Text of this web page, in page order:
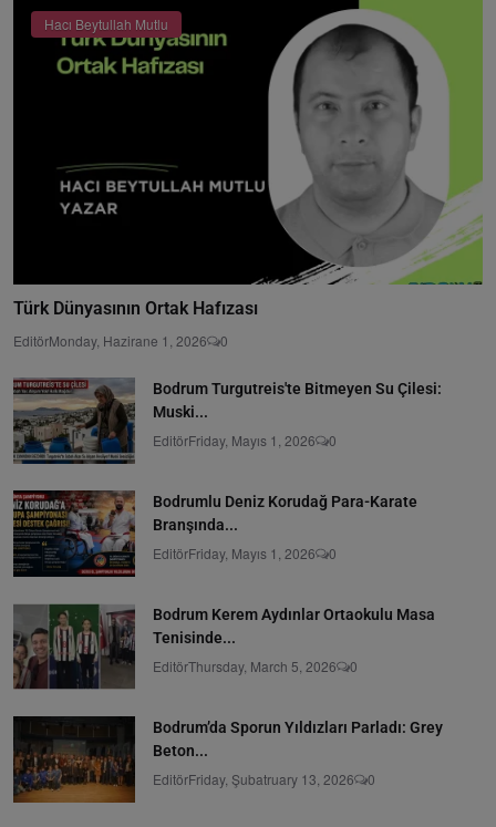
Hacı Beytullah Mutlu
Türk Dünyasının Ortak Hafızası
EditörMonday, Hazirane 1, 2026 0
Bodrum Turgutreis'te Bitmeyen Su Çilesi:
Muski...
EditörFriday, Mayıs 1, 2026 0
Bodrumlu Deniz Korudağ Para-Karate
Branşında...
EditörFriday, Mayıs 1, 2026 0
Bodrum Kerem Aydınlar Ortaokulu Masa
Tenisinde...
EditörThursday, March 5, 2026 0
Bodrum’da Sporun Yıldızları Parladı: Grey
Beton...
EditörFriday, Şubatruary 13, 2026 0